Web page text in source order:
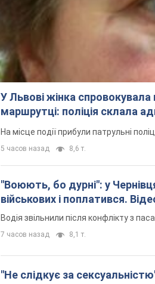
У Львові жінка
маршрутці: поліція склала
На місце події прибули патрульні
5 часов назад 8,6 т.
"Воюють, бо дурні": у
військових і поплатився.
Водія звільнили після конфлікту з
7 часов назад 8,1 т.
"Не слідкує за